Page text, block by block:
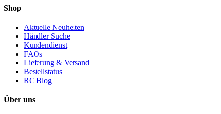
Shop
Aktuelle Neuheiten
Händler Suche
Kundendienst
FAQs
Lieferung & Versand
Bestellstatus
RC Blog
Über uns